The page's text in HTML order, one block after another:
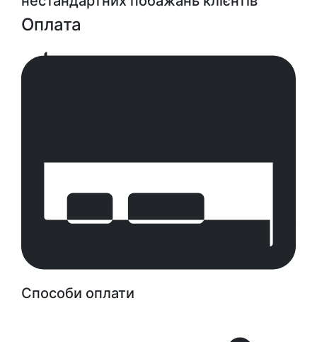
Оплата
Способи оплати